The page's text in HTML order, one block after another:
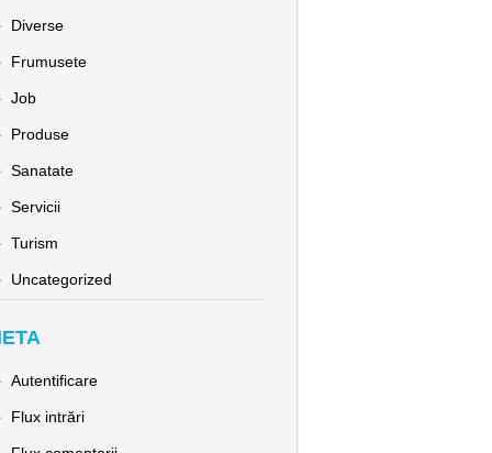
Diverse
Frumusete
Job
Produse
Sanatate
Servicii
Turism
Uncategorized
Autentificare
Flux intrări